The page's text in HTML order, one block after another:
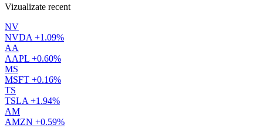
Vizualizate recent
NV
NVDA +1.09%
AA
AAPL +0.60%
MS
MSFT +0.16%
TS
TSLA +1.94%
AM
AMZN +0.59%